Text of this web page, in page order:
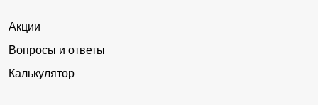
Акции
Вопросы и ответы
Калькулятор